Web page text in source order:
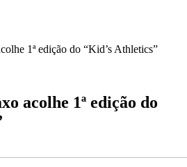
1ª edição do “Kid’s Athletics”
acolhe 1ª edição do